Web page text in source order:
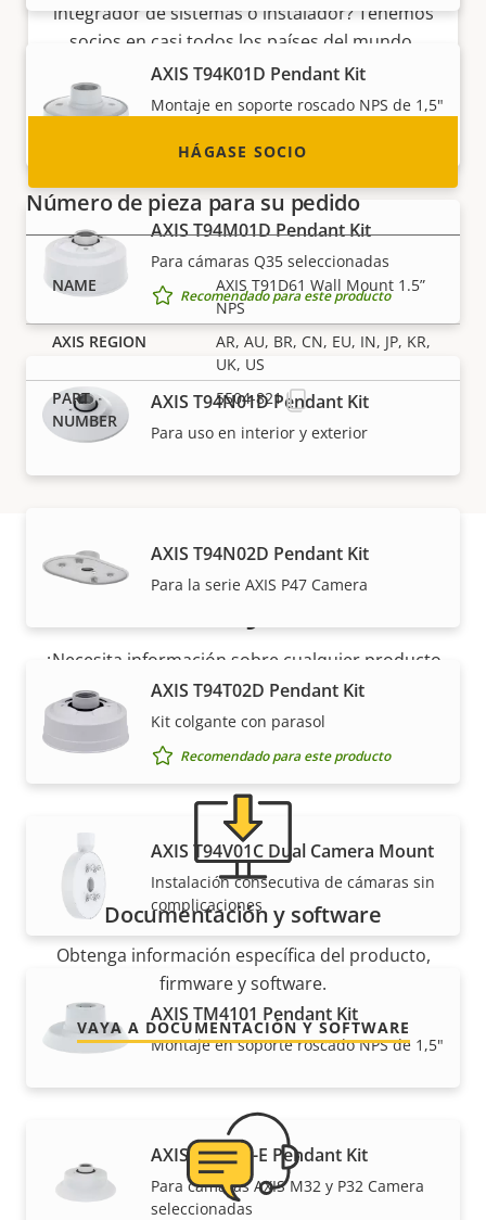
AXIS T94K01D Pendant Kit
Montaje en soporte roscado NPS de 1,5"
Recomendado para este producto
AXIS T94M01D Pendant Kit
Para cámaras Q35 seleccionadas
Recomendado para este producto
AXIS T94N01D Pendant Kit
Para uso en interior y exterior
AXIS T94N02D Pendant Kit
Para la serie AXIS P47 Camera
AXIS T94T02D Pendant Kit
Kit colgante con parasol
Recomendado para este producto
AXIS T94V01C Dual Camera Mount
Instalación consecutiva de cámaras sin
complicaciones
AXIS TM4101 Pendant Kit
Montaje en soporte roscado NPS de 1,5"
AXIS TP3103-E Pendant Kit
Para cámaras AXIS M32 y P32 Camera
seleccionadas
integrador de sistemas o instalador? Tenemos
socios en casi todos los países del mundo.
¡Descubra cómo convertirse en uno de ellos!
HÁGASE SOCIO
Número de pieza para su pedido
AXIS T91D61 Wall Mount 1.5”
NPS
AR, AU, BR, CN, EU, IN, JP, KR,
UK, US
5504-821
Asistencia y recursos
¿Necesita información sobre cualquier producto
Axis, software o ayuda de uno de nuestros expertos?
Documentación y software
Obtenga información específica del producto,
firmware y software.
VAYA A DOCUMENTACIÓN Y SOFTWARE